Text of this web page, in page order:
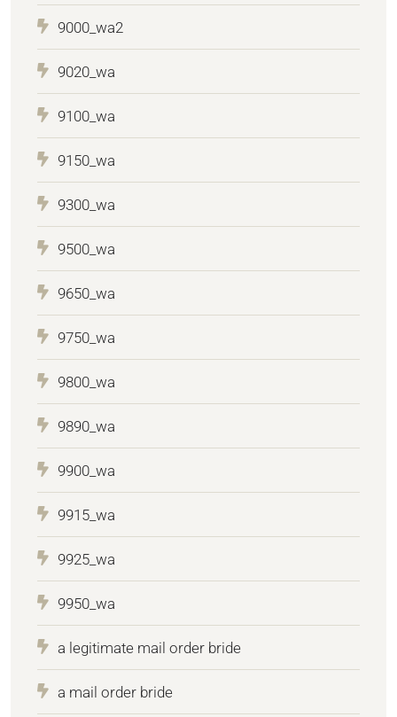
9000_wa2
9020_wa
9100_wa
9150_wa
9300_wa
9500_wa
9650_wa
9750_wa
9800_wa
9890_wa
9900_wa
9915_wa
9925_wa
9950_wa
a legitimate mail order bride
a mail order bride